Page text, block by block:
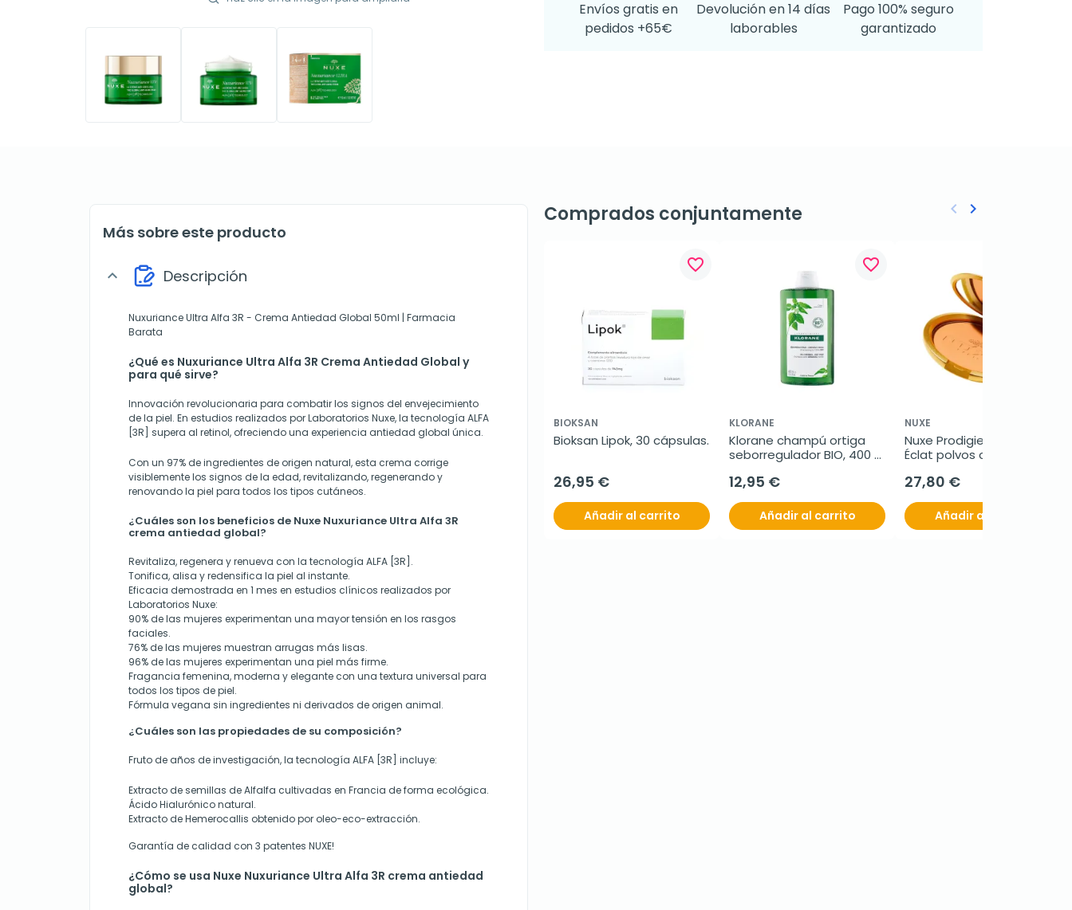
Envíos gratis en
pedidos +65€
Devolución en 14 días
laborables
Pago 100% seguro
garantizado
Más sobre este producto
expand_more Descripción
Nuxuriance Ultra Alfa 3R - Crema Antiedad Global 50ml | Farmacia
Barata
¿Qué es Nuxuriance Ultra Alfa 3R Crema Antiedad Global y
para qué sirve?
Innovación revolucionaria para combatir los signos del envejecimiento
de la piel. En estudios realizados por Laboratorios Nuxe, la tecnología ALFA
[3R] supera al retinol, ofreciendo una experiencia antiedad global única.
Con un 97% de ingredientes de origen natural, esta crema corrige
visiblemente los signos de la edad, revitalizando, regenerando y
renovando la piel para todos los tipos cutáneos.
¿Cuáles son los beneficios de Nuxe Nuxuriance Ultra Alfa 3R
crema antiedad global?
Revitaliza, regenera y renueva con la tecnología ALFA [3R].
Tonifica, alisa y redensifica la piel al instante.
Eficacia demostrada en 1 mes en estudios clínicos realizados por
Laboratorios Nuxe:
90% de las mujeres experimentan una mayor tensión en los rasgos
faciales.
76% de las mujeres muestran arrugas más lisas.
96% de las mujeres experimentan una piel más firme.
Fragancia femenina, moderna y elegante con una textura universal para
todos los tipos de piel.
Fórmula vegana sin ingredientes ni derivados de origen animal.
¿Cuáles son las propiedades de su composición?
Fruto de años de investigación, la tecnología ALFA [3R] incluye:
Extracto de semillas de Alfalfa cultivadas en Francia de forma ecológica.
Ácido Hialurónico natural.
Extracto de Hemerocallis obtenido por oleo-eco-extracción.
Garantía de calidad con 3 patentes NUXE!
¿Cómo se usa Nuxe Nuxuriance Ultra Alfa 3R crema antiedad
global?
Comprados conjuntamente
favorite_border
BIOKSAN
Bioksan Lipok, 30 cápsulas.
26,95 €
Añadir al carrito
favorite_border
KLORANE
Klorane champú ortiga
seborregulador BIO, 400
12,95 €
Añadir al carrito
NUXE
Nuxe Prodigieux Poudre
Éclat polvos compactos
27,80 €
Añadir al carrito
Anterior
keyboard_arrow_left Siguiente
keyboard_arrow_right